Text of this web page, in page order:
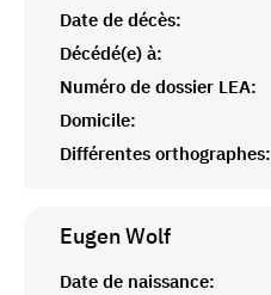
Date de décès:
Décédé(e) à:
Numéro de dossier LEA:
Domicile:
Différentes orthographes:
EugenWolf
Date de naissance: